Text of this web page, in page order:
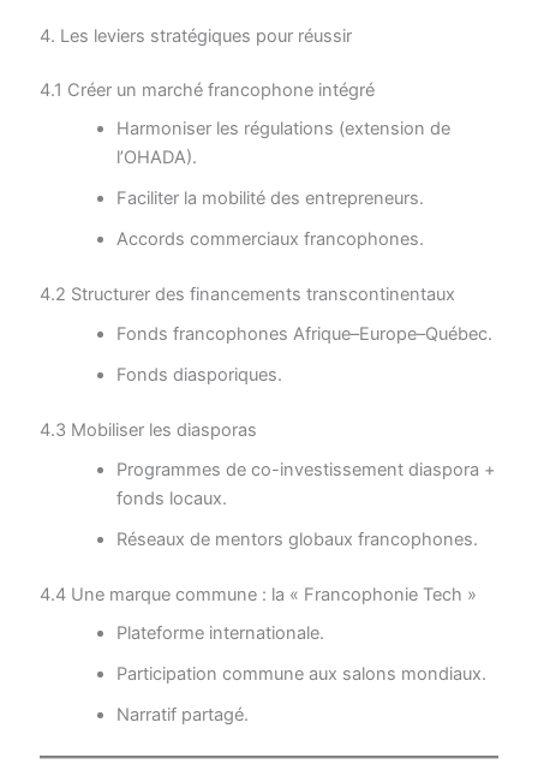
4. Les leviers stratégiques pour réussir
4.1 Créer un marché francophone intégré
Harmoniser les régulations (extension de
l’OHADA).
Faciliter la mobilité des entrepreneurs.
Accords commerciaux francophones.
4.2 Structurer des financements transcontinentaux
Fonds francophones Afrique–Europe–Québec.
Fonds diasporiques.
4.3 Mobiliser les diasporas
Programmes de co-investissement diaspora +
fonds locaux.
Réseaux de mentors globaux francophones.
4.4 Une marque commune : la « Francophonie Tech »
Plateforme internationale.
Participation commune aux salons mondiaux.
Narratif partagé.